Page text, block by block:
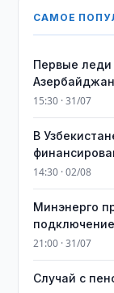
САМОЕ
Первые леди
15:30 · 31/07
В
14:30 · 02/08
Минэнерго
21:00 · 31/07
Случай с